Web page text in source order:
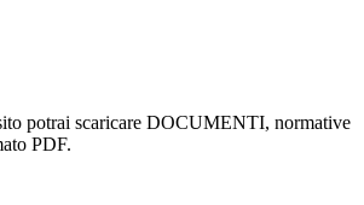
potrai scaricare DOCUMENTI, normative
PDF.